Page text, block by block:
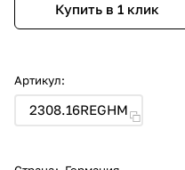
Купить в 1 клик
Артикул:
2308.16REGHM